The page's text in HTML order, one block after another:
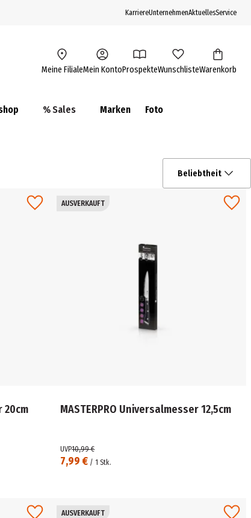
KarriereUnternehmenAktuellesService
Meine FilialeMein KontoProspekteWunschlisteWarenkorb
% Sales Marken Foto
Beliebtheit
20cm
AUSVERKAUFT
MASTERPRO Universalmesser 12,5cm
7,99 € / 1 Stk.
UVP10,99 €
AUSVERKAUFT